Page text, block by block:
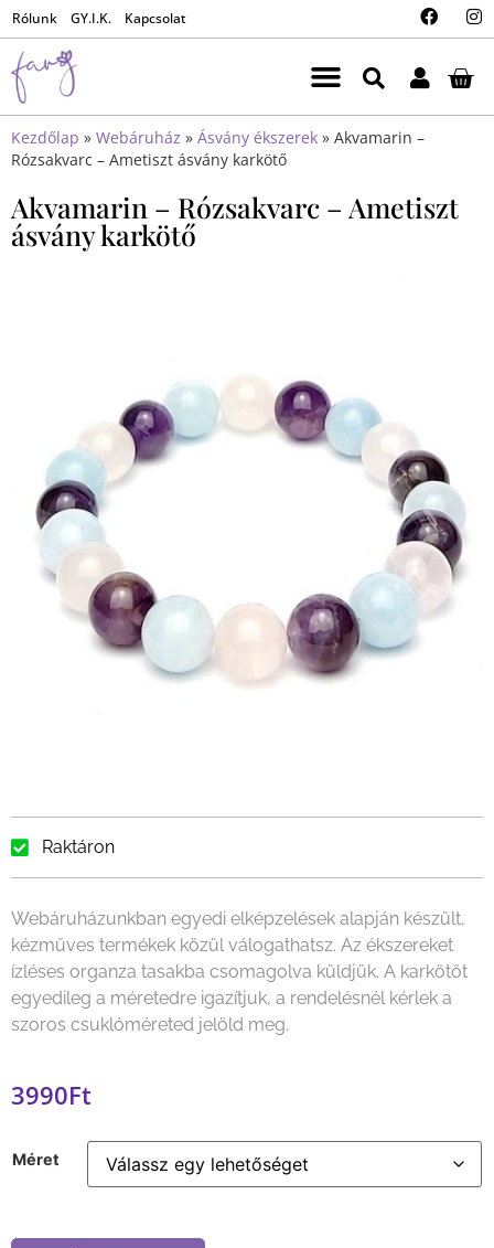
Rólunk GY.I.K. Kapcsolat
Kezdőlap » Webáruház » Ásvány ékszerek » Akvamarin –
Rózsakvarc – Ametiszt ásvány karkötő
Akvamarin – Rózsakvarc – Ametiszt
ásvány karkötő
Raktáron
Webáruházunkban egyedi elképzelések alapján készült,
kézműves termékek közül válogathatsz. Az ékszereket
ízléses organza tasakba csomagolva küldjük. A karkötőt
egyedileg a méretedre igazítjuk, a rendelésnél kérlek a
szoros csuklóméreted jelöld meg.
3990Ft
Méret